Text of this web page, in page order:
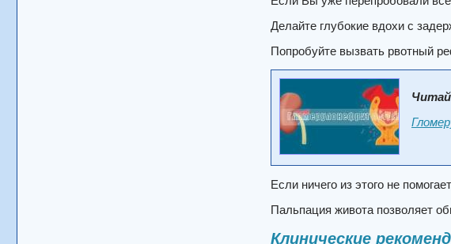
Делайте глубокие вдохи с
Попробуйте вызвать рвотный
Если ничего из этого не
Пальпация живота позволяет
Клинические